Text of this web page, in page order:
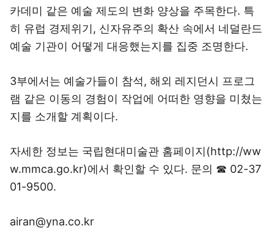
카데미 같은 예술 제도의 변화 양상을 주목한다. 특
히 유럽 경제위기, 신자유주의 확산 속에서 네덜란드
예술 기관이 어떻게 대응했는지를 집중 조명한다.
3부에서는 예술가들이 참석, 해외 레지던시 프로그
램 같은 이동의 경험이 작업에 어떠한 영향을 미쳤는
지를 소개할 계획이다.
자세한 정보는 국립현대미술관 홈페이지(http://ww
w.mmca.go.kr)에서 확인할 수 있다. 문의 ☎ 02-37
01-9500.
airan@yna.co.kr